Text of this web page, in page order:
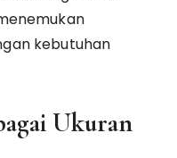
kebutuhan
Ukuran